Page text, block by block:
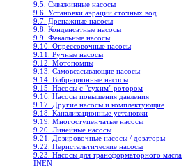
9.5. Скважинные насосы
9.6. Установки аэрации сточных вод
9.7. Дренажные насосы
9.8. Конденсатные насосы
9.9. Фекальные насосы
9.10. Опрессовочные насосы
9.11. Ручные насосы
9.12. Мотопомпы
9.13. Самовсасывающие насосы
9.14. Вибрационные насосы
9.15. Насосы с "сухим" ротором
9.16. Насосы повышения давления
9.17. Другие насосы и комплектующие
9.18. Канализационные установки
9.19. Многоступенчатые насосы
9.20. Линейные насосы
9.21. Дозировочные насосы / дозаторы
9.22. Перистальтические насосы
9.23. Насосы для трансформаторного масла
INEN